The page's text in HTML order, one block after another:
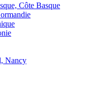
Côte Basque
Nancy